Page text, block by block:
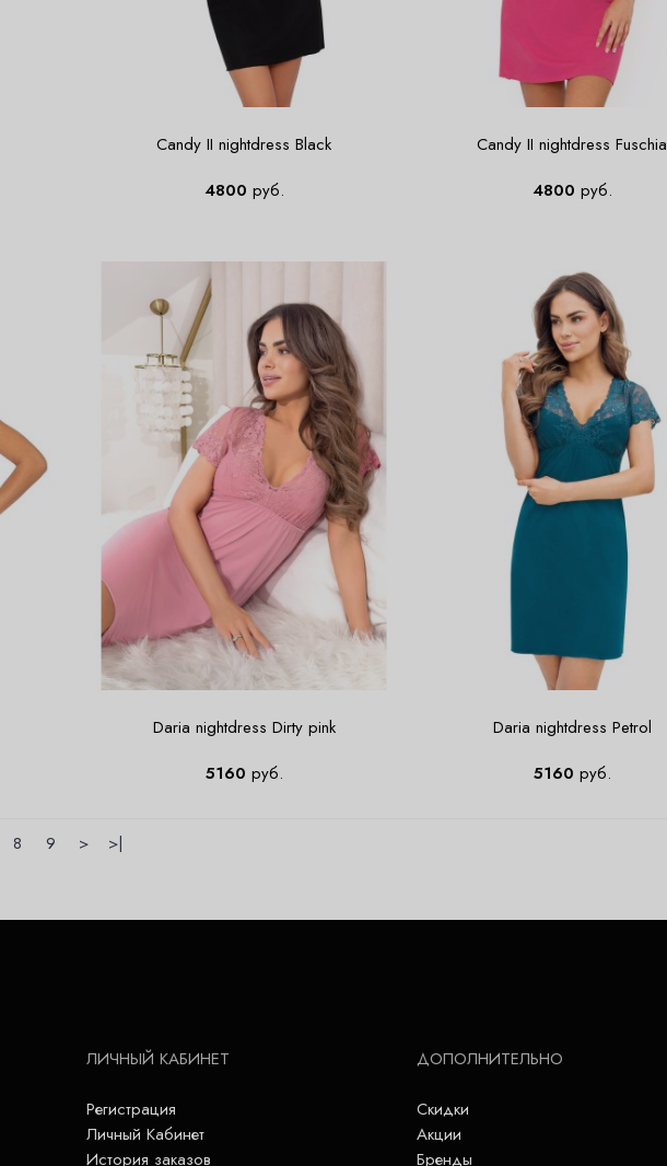
Candy II nightdress Black
4800 руб.
Candy II nightdress Fuschia
4800 руб.
Daria nightdress Dirty pink
5160 руб.
Daria nightdress Petrol
5160 руб.
8 9 > >|
ЛИЧНЫЙ КАБИНЕТ
Регистрация
Личный Кабинет
История заказов
ДОПОЛНИТЕЛЬНО
Скидки
Акции
Бренды